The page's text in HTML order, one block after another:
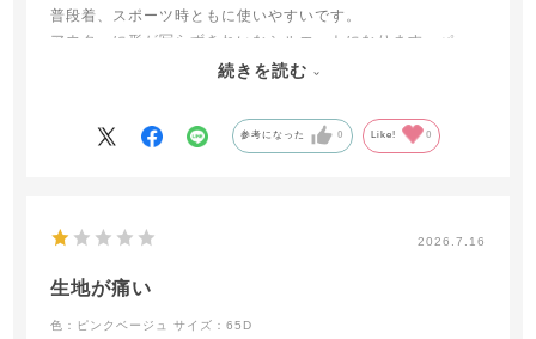
普段着、スポーツ時ともに使いやすいです。
アウターに形が写らずきれいなシルエットになります。パッ
トがなくても肩ひもを調整するときれいな形になります。
続きを読む
参考になった 0 Like! 0
2026.7.16
生地が痛い
色：ピンクベージュ サイズ：65D